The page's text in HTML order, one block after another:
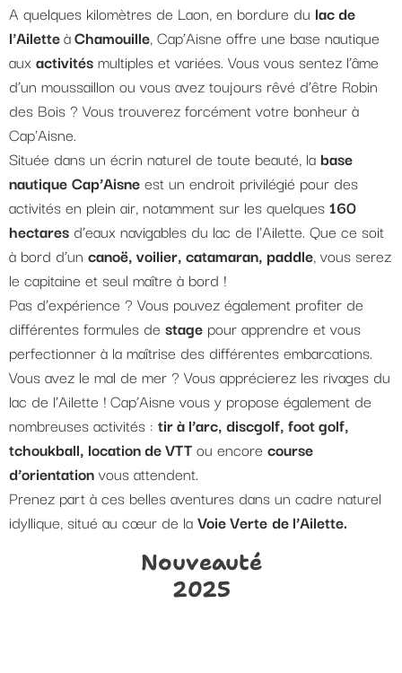
A quelques kilomètres de Laon, en bordure du lac de
l'AiletteàChamouille, Cap’Aisne offre une base nautique
auxactivitésmultiples et variées. Vous vous sentez l’âme
d’un moussaillon ou vous avez toujours rêvé d’être Robin
des Bois ? Vous trouverez forcément votre bonheur à
Cap'Aisne.
Située dans un écrin naturel de toute beauté, labase
nautiqueCap’Aisneest un endroit privilégié pour des
activités en plein air, notamment sur les quelques160
hectares d’eaux navigables du lac de l'Ailette. Que ce soit
à bord d’un canoë, voilier, catamaran, paddle, vous serez
le capitaine et seul maître à bord !
Pas d’expérience ? Vous pouvez également profiter de
différentes formules de stage pour apprendre et vous
perfectionner à la maîtrise des différentes embarcations.
Vous avez le mal de mer ? Vous apprécierez les rivages du
lac de l’Ailette ! Cap’Aisne vous y propose également de
nombreuses activités : tir à l’arc, discgolf, foot golf,
tchoukball, location de VTTou encore course
d’orientationvous attendent.
Prenez part à ces belles aventures dans un cadre naturel
idyllique, situé au cœur de laVoie Vertede l’Ailette.
Nouveauté
2025